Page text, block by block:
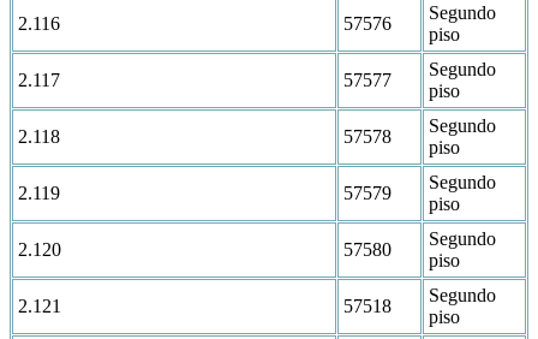
2.116 57576
Segundo
piso
2.117 57577
Segundo
piso
2.118 57578
Segundo
piso
2.119 57579
Segundo
piso
2.120 57580
Segundo
piso
2.121 57518
Segundo
piso